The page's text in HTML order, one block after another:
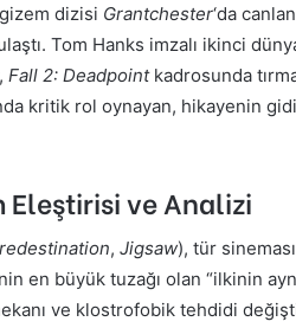
dizisi Grantchester‘da
Tom Hanks imzalı ikinci
Fall 2: Deadpointkadrosunda
kritik rol oynayan, hikayenin
Eleştirisi ve Analizi
, Jigsaw), tür
en büyük tuzağı olan “ilkinin
ve klostrofobik tehdidi